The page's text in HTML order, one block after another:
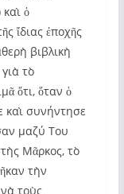
ὁ
ἴδιας ἐποχῆς
βιβλικὴ
τὸ
ὅτι, ὅταν ὁ
καὶ συνήντησε
μαζύ Του
Μᾶρκος, τὸ
τὴν
τοὺς